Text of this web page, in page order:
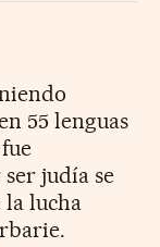
55 lenguas
judía se
lucha